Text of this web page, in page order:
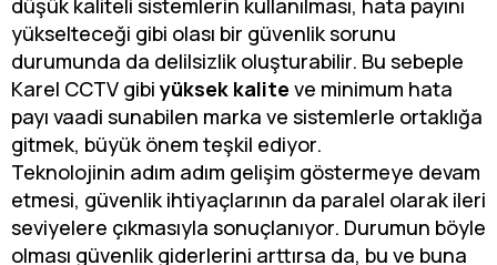
düşük kaliteli sistemlerin kullanılması, hata payını
yükselteceği gibi olası bir güvenlik sorunu
durumunda da delilsizlik oluşturabilir. Bu sebeple
Karel CCTV gibi yüksek kalite ve minimum hata
payı vaadi sunabilen marka ve sistemlerle ortaklığa
gitmek, büyük önem teşkil ediyor.
Teknolojinin adım adım gelişim göstermeye devam
etmesi, güvenlik ihtiyaçlarının da paralel olarak ileri
seviyelere çıkmasıyla sonuçlanıyor. Durumun böyle
olması güvenlik giderlerini arttırsa da, bu ve buna